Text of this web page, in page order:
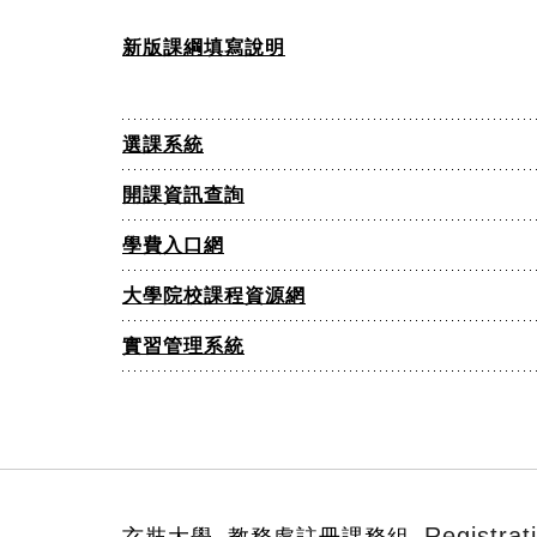
新版課綱填寫說明
選課系統
開課資訊查詢
學費入口網
大學院校課程資源網
實習管理系統